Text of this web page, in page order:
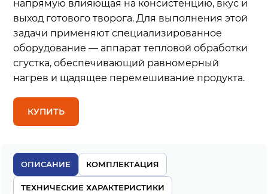
напрямую влияющая на консистенцию, вкус и
выход готового творога. Для выполнения этой
задачи применяют специализированное
оборудование — аппарат тепловой обработки
сгустка, обеспечивающий равномерный
нагрев и щадящее перемешивание продукта.
КУПИТЬ
ОПИСАНИЕ КОМПЛЕКТАЦИЯ
ТЕХНИЧЕСКИЕ ХАРАКТЕРИСТИКИ